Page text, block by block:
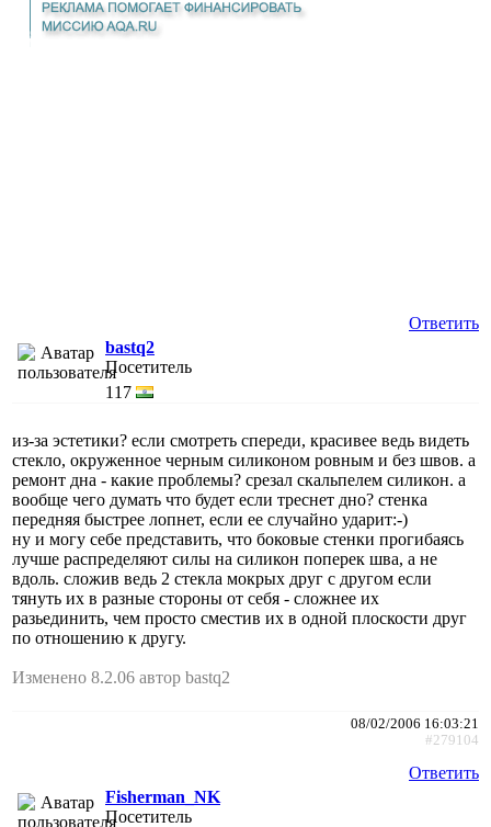
Ответить
bastq2
Посетитель
117
из-за эстетики? если смотреть спереди, красивее ведь видеть
стекло, окруженное черным силиконом ровным и без швов. а
ремонт дна - какие проблемы? срезал скальпелем силикон. а
вообще чего думать что будет если треснет дно? стенка
передняя быстрее лопнет, если ее случайно ударит:-)
ну и могу себе представить, что боковые стенки прогибаясь
лучше распределяют силы на силикон поперек шва, а не
вдоль. сложив ведь 2 стекла мокрых друг с другом если
тянуть их в разные стороны от себя - сложнее их
разьединить, чем просто сместив их в одной плоскости друг
по отношению к другу.
Изменено 8.2.06 автор bastq2
08/02/2006 16:03:21
#279104
Ответить
Fisherman_NK
Посетитель